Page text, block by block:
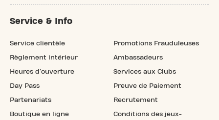
Service & Info
Service clientèle
Règlement intérieur
Heures d'ouverture
Day Pass
Partenariats
Boutique en ligne
Promotions Frauduleuses
Ambassadeurs
Services aux Clubs
Preuve de Paiement
Recrutement
Conditions des jeux-